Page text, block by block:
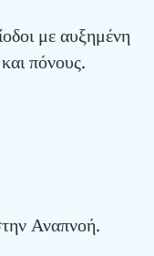
με αυξημένη
πόνους.
Αναπνοή.